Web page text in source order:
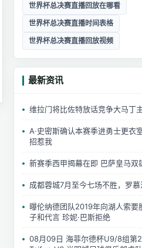
世界杯总决赛直播回放在哪看
世界杯总决赛直播时间表格
世界杯总决赛直播回放视频
最新资讯
维拉门将比佐特放话竞争大马丁
A·史密斯确认本赛季进勇士更衣
招惹我
新赛季西甲揭幕在即 巴萨皇马双
成都蓉城7月至今七场不胜，罗
曝伦纳德团队2019年向湖人索要
子和代言 珍妮·巴斯拒绝
08月09日 海菲尔德杯U9/8组第